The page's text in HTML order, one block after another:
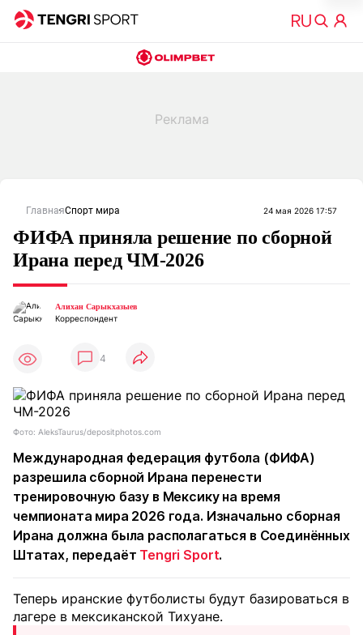
ГлавнаяСпорт мира 24 мая 2026 17:57
ФИФА приняла решение по сборной
Ирана перед ЧМ-2026
Алихан Сарыкхазыев
Корреспондент
4
Фото: AleksTaurus/depositphotos.com
Международная федерация футбола (ФИФА)
разрешила сборной Ирана перенести
тренировочную базу в Мексику на время
чемпионата мира 2026 года. Изначально сборная
Ирана должна была располагаться в Соединённых
Штатах, передаёт Tengri Sport.
Теперь иранские футболисты будут базироваться в
лагере в мексиканской Тихуане.